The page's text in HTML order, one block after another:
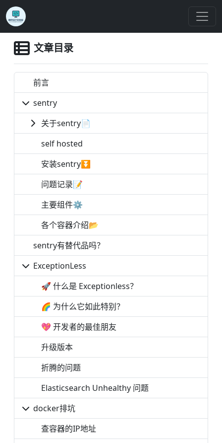
文章目录
前言
sentry
关于sentry📄
self hosted
安装sentry⏬
问题记录📝
主要组件⚙️
各个容器介绍📂
sentry有替代品吗？
ExceptionLess
🚀 什么是 Exceptionless？
🌈 为什么它如此特别？
💖 开发者的最佳朋友
升级版本
折腾的问题
Elasticsearch Unhealthy 问题
docker排坑
查容器的IP地址